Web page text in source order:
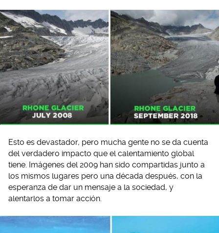
Esto es devastador, pero mucha gente no se da cuenta
del verdadero impacto que el calentamiento global
tiene. Imágenes del 2009 han sido compartidas junto a
los mismos lugares pero una década después, con la
esperanza de dar un mensaje a la sociedad, y
alentarlos a tomar acción.